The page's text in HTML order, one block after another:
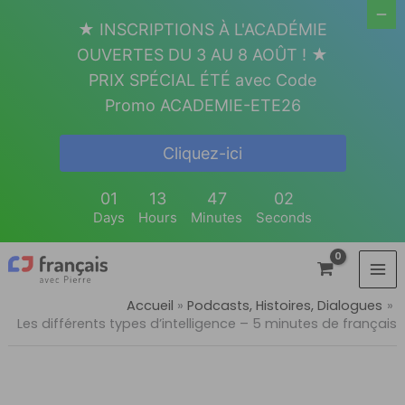
Accueil
Podcasts, Histoires, Dialogues
Les différents types d’intelligence – 5 minutes de français
★ INSCRIPTIONS À L'ACADÉMIE
OUVERTES DU 3 AU 8 AOÛT ! ★
PRIX SPÉCIAL ÉTÉ avec Code
Promo ACADEMIE-ETE26
Cliquez-ici
01
Days
13
Hours
47
Minutes
02
Seconds